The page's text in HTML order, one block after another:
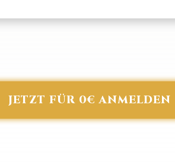
JETZT FÜR 0€ ANMELDEN